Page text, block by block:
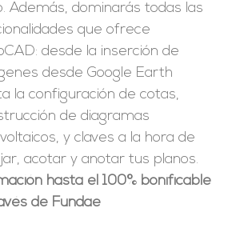
Además, dominarás todas las
que ofrece
desde la inserción de
desde Google Earth
la configuración de cotas,
de diagramas
y claves a la hora de
acotar y anotar tus planos.
hasta el 100% bonificable
de Fundae